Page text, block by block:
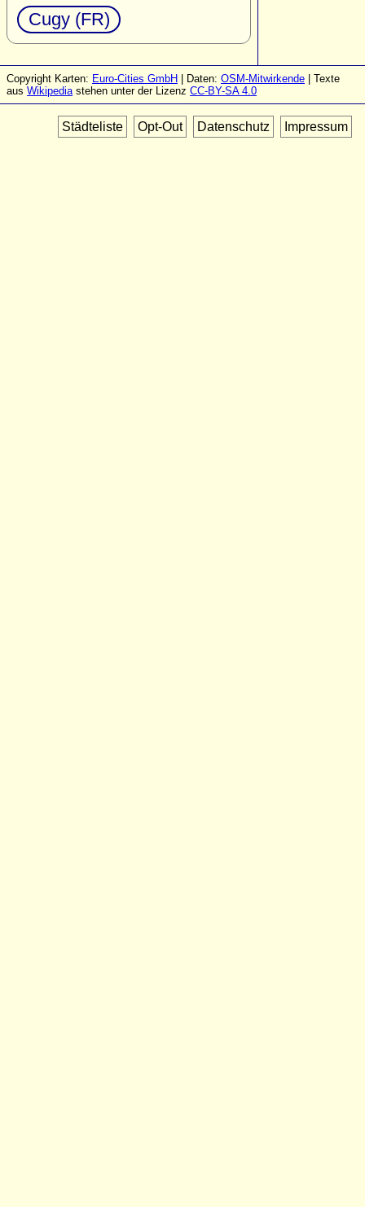
Cugy (FR)
Copyright Karten: Euro-Cities GmbH | Daten: OSM-Mitwirkende | Texte
aus Wikipediastehen unter der Lizenz CC-BY-SA 4.0
Städteliste Opt-Out Datenschutz Impressum